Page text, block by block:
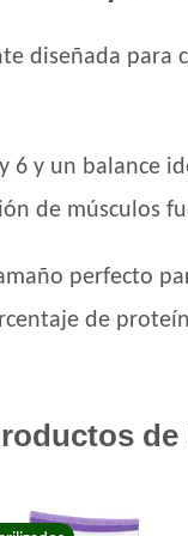
diseñada
y un balance
de músculos
perfecto
de
de